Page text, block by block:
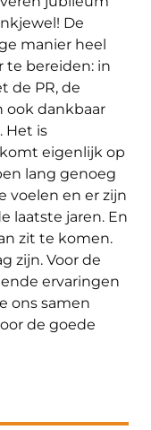
De
manier heel
te bereiden: in
de PR, de
ook dankbaar
Het is
eigenlijk op
lang genoeg
voelen en er zijn
laatste jaren. En
zit te komen.
zijn. Voor de
ervaringen
ons samen
de goede